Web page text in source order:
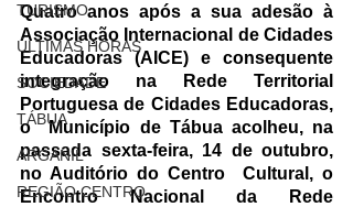
TURISMO
ÚLTIMAS HORAS
SOCIEDADE
TÁBUA
ARGANIL
REGIÃO CENTRO
Quatro anos após a sua adesão à
Associação Internacional de Cidades
Educadoras (AICE) e consequente
integração na Rede Territorial
Portuguesa de Cidades Educadoras,
o  Município de Tábua acolheu, na
passada sexta-feira, 14 de outubro,
no Auditório do Centro  Cultural, o
Encontro Nacional da Rede